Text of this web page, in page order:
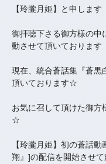
【玲朧月姫】と申します
御拝聴下さる御方様の中
動させて頂いております
現在、統合蒼話集『蒼黒
頂いております☆
お気に召して頂けた御方
☆
【玲朧月姫】初の蒼
翔』]の配信を開始させ